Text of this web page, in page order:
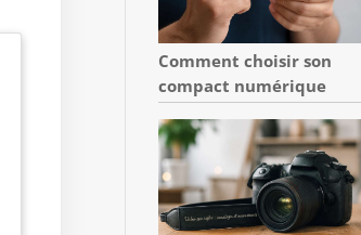
Comment choisir son
compact numérique